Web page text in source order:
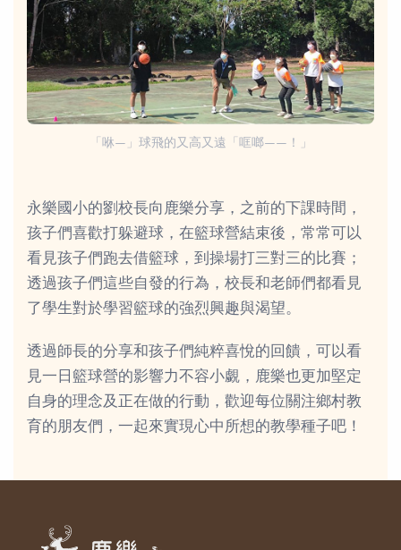
「咻—」球飛的又高又遠「哐啷——！」
永樂國小的劉校長向鹿樂分享，之前的下課時間，
孩子們喜歡打躲避球，在籃球營結束後，常常可以
看見孩子們跑去借籃球，到操場打三對三的比賽；
透過孩子們這些自發的行為，校長和老師們都看見
了學生對於學習籃球的強烈興趣與渴望。
透過師長的分享和孩子們純粹喜悅的回饋，可以看
見一日籃球營的影響力不容小覷，鹿樂也更加堅定
自身的理念及正在做的行動，歡迎每位關注鄉村教
育的朋友們，一起來實現心中所想的教學種子吧！